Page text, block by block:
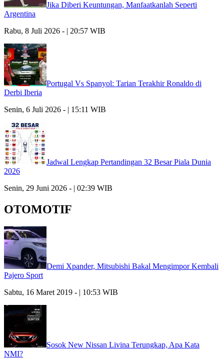
Jika Diberi Keuntungan, Manfaatkanlah Seperti
Argentina
Rabu, 8 Juli 2026 - | 20:57 WIB
Portugal Vs Spanyol: Tarian Terakhir Ronaldo di
Derbi Iberia
Senin, 6 Juli 2026 - | 15:11 WIB
Jadwal Lengkap Pertandingan 32 Besar Piala Dunia
2026
Senin, 29 Juni 2026 - | 02:39 WIB
OTOMOTIF
Demi Xpander, Mitsubishi Bakal Mengimpor Kembali
Pajero Sport
Sabtu, 16 Maret 2019 - | 10:53 WIB
Sosok New Nissan Livina Terungkap, Apa Kata
NMI?